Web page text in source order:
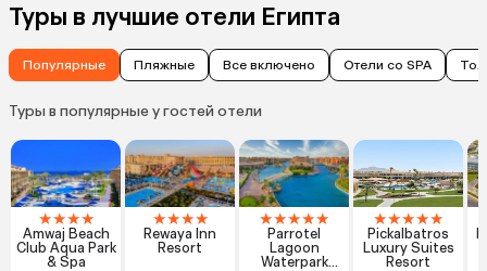
Туры в лучшие отели Египта
Популярные Пляжные Все включено Отели со SPA
Туры в популярные у гостей отели
★★★★
Amwaj Beach
Club Aqua Park
& Spa
★★★★
Rewaya Inn
Resort
★★★★★
Parrotel
Lagoon
Waterpark
★★★★★
Pickalbatros
Luxury Suites
Resort